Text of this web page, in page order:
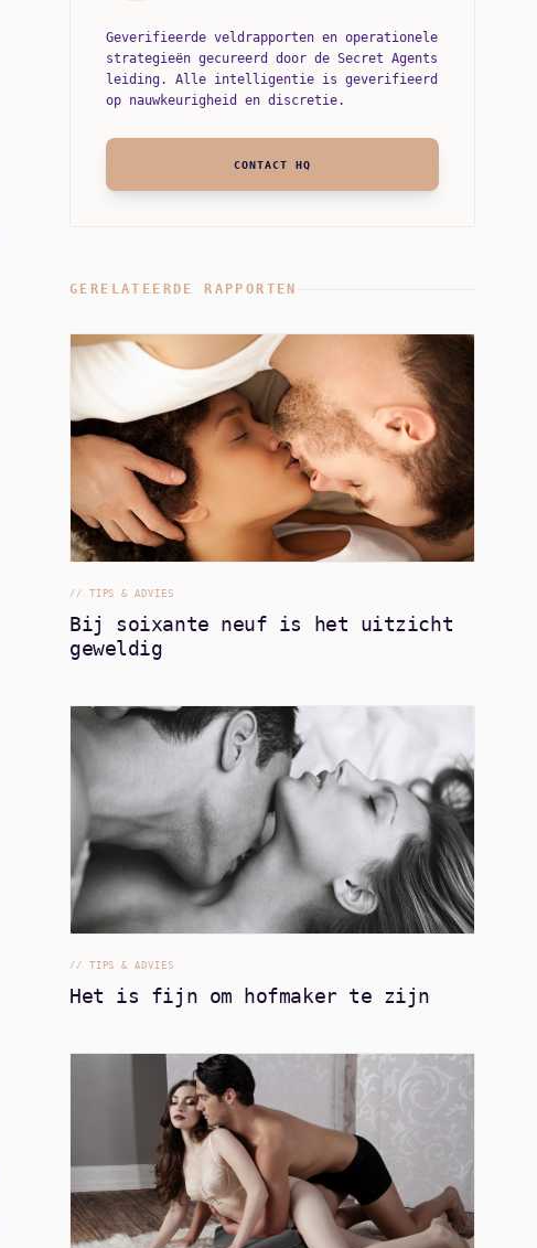
Geverifieerde veldrapporten en operationele
strategieën gecureerd door de Secret Agents
leiding. Alle intelligentie is geverifieerd
op nauwkeurigheid en discretie.
CONTACT HQ
GERELATEERDE RAPPORTEN
// TIPS & ADVIES
Bij soixante neuf is het uitzicht
geweldig
// TIPS & ADVIES
Het is fijn om hofmaker te zijn